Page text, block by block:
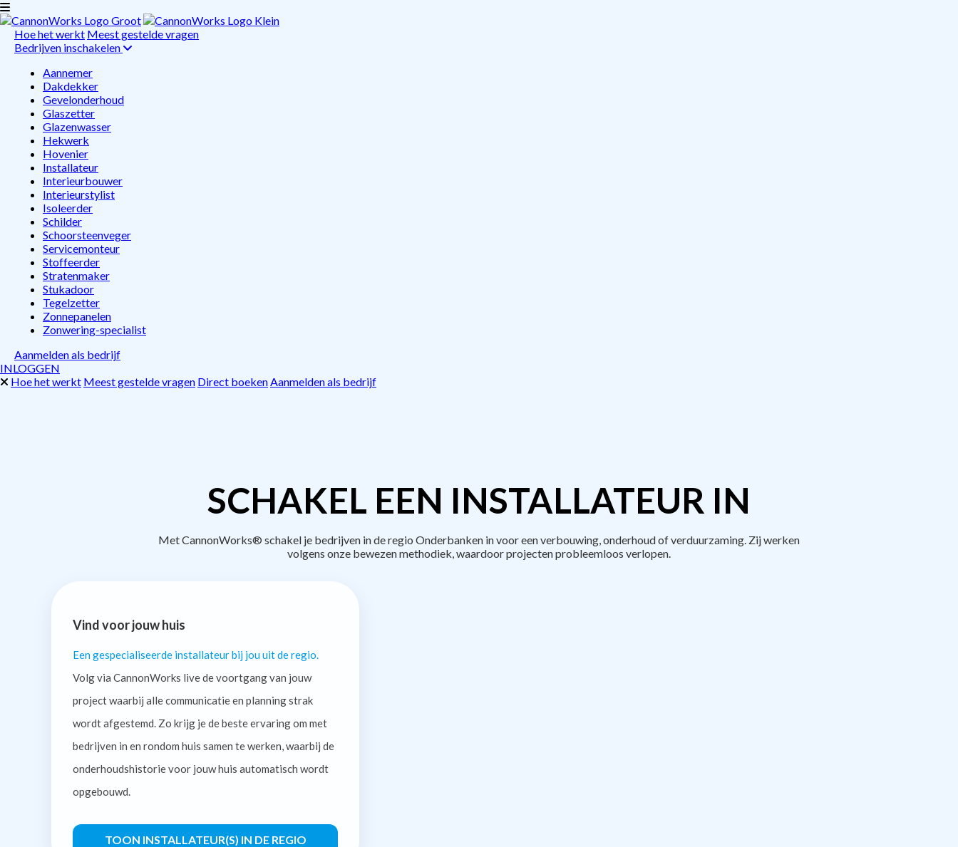
Hoe het werkt Meest gestelde vragen
Bedrijven inschakelen
Aannemer
Dakdekker
Gevelonderhoud
Glaszetter
Glazenwasser
Hekwerk
Hovenier
Installateur
Interieurbouwer
Interieurstylist
Isoleerder
Schilder
Schoorsteenveger
Servicemonteur
Stoffeerder
Stratenmaker
Stukadoor
Tegelzetter
Zonnepanelen
Zonwering-specialist
Aanmelden als bedrijf
INLOGGEN
Hoe het werkt Meest gestelde vragen Direct boekenAanmelden als bedrijf
SCHAKEL EEN INSTALLATEUR IN
Met CannonWorks® schakel je bedrijven in de regio Onderbanken in voor een verbouwing, onderhoud of verduurzaming. Zij werken
volgens onze bewezen methodiek, waardoor projecten probleemloos verlopen.
Vind voor jouw huis
Een gespecialiseerde installateur bij jou uit de regio.
Volg via CannonWorks live de voortgang van jouw
project waarbij alle communicatie en planning strak
wordt afgestemd. Zo krijg je de beste ervaring om met
bedrijven in en rondom huis samen te werken, waarbij de
onderhoudshistorie voor jouw huis automatisch wordt
opgebouwd.
TOON INSTALLATEUR(S) IN DE REGIO